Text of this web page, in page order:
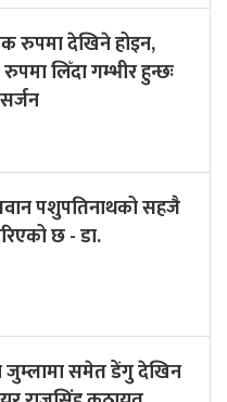
रुपमा देखिने होइन,
लिँदा गम्भीर हुन्छः
पशुपतिनाथको सहजै
छ - डा.
जुम्लामा समेत डेंगु देखिन